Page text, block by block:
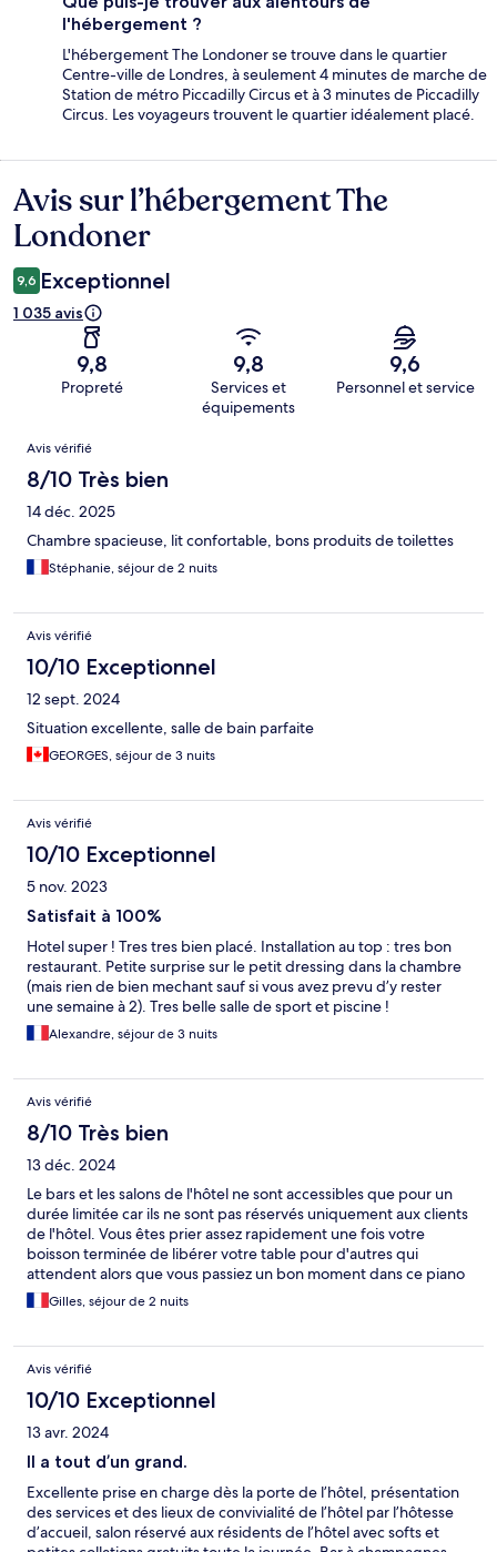
l'hébergement ?
L'hébergement The Londoner se trouve dans le quartier
Centre-ville de Londres, à seulement 4 minutes de marche de
Station de métro Piccadilly Circus et à 3 minutes de Piccadilly
Circus. Les voyageurs trouvent le quartier idéalement placé.
Avis
Avis sur l’hébergement The
Londoner
9,6 Exceptionnel
1 035 avis
9,8
Propreté
9,8
Services et
équipements
9,6
Personnel et service
Avis
Avis vérifié
8/10 Très bien
14 déc. 2025
Chambre spacieuse, lit confortable, bons produits de toilettes
Stéphanie, séjour de 2 nuits
Avis vérifié
10/10 Exceptionnel
12 sept. 2024
Situation excellente, salle de bain parfaite
GEORGES, séjour de 3 nuits
Avis vérifié
10/10 Exceptionnel
5 nov. 2023
Satisfait à 100%
Hotel super ! Tres tres bien placé. Installation au top : tres bon
restaurant. Petite surprise sur le petit dressing dans la chambre
(mais rien de bien mechant sauf si vous avez prevu d’y rester
une semaine à 2). Tres belle salle de sport et piscine !
Alexandre, séjour de 3 nuits
Avis vérifié
8/10 Très bien
13 déc. 2024
Le bars et les salons de l'hôtel ne sont accessibles que pour un
durée limitée car ils ne sont pas réservés uniquement aux clients
de l'hôtel. Vous êtes prier assez rapidement une fois votre
boisson terminée de libérer votre table pour d'autres qui
attendent alors que vous passiez un bon moment dans ce piano
bar. Business is business.
Gilles, séjour de 2 nuits
Avis vérifié
10/10 Exceptionnel
13 avr. 2024
Il a tout d’un grand.
Excellente prise en charge dès la porte de l’hôtel, présentation
des services et des lieux de convivialité de l’hôtel par l’hôtesse
d’accueil, salon réservé aux résidents de l’hôtel avec softs et